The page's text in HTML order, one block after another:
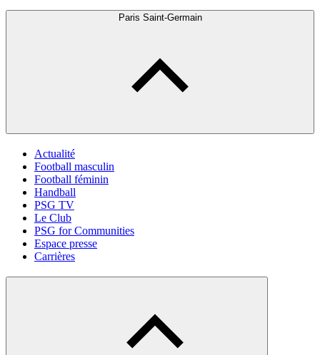
Paris Saint-Germain
Actualité
Football masculin
Football féminin
Handball
PSG TV
Le Club
PSG for Communities
Espace presse
Carrières